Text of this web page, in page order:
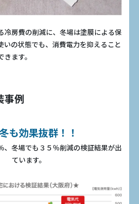
冷房費の削減に、冬場は塗膜による保
いの状態でも、消費電力を抑えること
ます。
事例
も効果抜群！！
、冬場でも３５％削減の検証結果が出
ています。